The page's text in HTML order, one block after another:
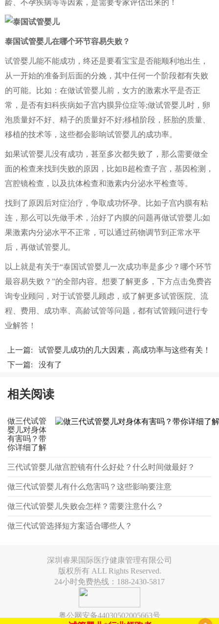
龄、不孕疾病等等因素，是需要专家评估出来的！
泰国试管婴儿在哪个环节容易失败？
试管婴儿能不能成功，终还是要看宝宝是否能顺利地出生，
从一开始的准备到后面的分娩，其中任何一个阶段都有失败
的可能。比如：在做试管婴儿前，女方的激素水平是否正
常，是否有妇科疾病如子宫内膜异位症等;做试管婴儿时，卵
泡质量好不好、精子的质量好不好;移植阶段，胚胎的质量、
移植的技术等，这些都会影响试管婴儿的成功率。
如果试管婴儿没有成功，甚至多次都失败了，那么需要做全
面的检查来找到失败的原因，比如B超检查子宫，基因检测，
宫腔镜检查，以及抗体检查和激素内分泌水平检查等。
找到了原因后对症治疗，争取成功怀孕。比如子宫内膜有粘
连，那么可以先做手术，治好了内膜的问题再做试管婴儿;如
果激素内分泌水平不正常，可以通过药物调节到正常水平
后，再做试管婴儿。
以上就是有关于“泰国试管婴儿一次成功率是多少？哪个环节
最容易失败？”的全部内容。想要了解更多，下方点击免费咨
询专业顾问，对于试管婴儿顾虑，或了解更多试管医院、流
程、费用、成功率、高龄试管等问题，都有试管顾问进行专
业解答！
上一篇: 试管婴儿成功的几大因素，高成功率与这些有关！
下一篇: 没有了
相关阅读
做三代试管
婴儿对身体
有害吗？带
你详细了解
三代试管婴儿做宫腔镜有什么好处？什么时间做最好？
做三代试管婴儿有什么危害吗？这些影响要注意
做三代试管婴儿失败会怎样？需要注意什么？
做三代试管选择短方案适合哪些人？
深圳睿果国际医疗健康管理有限公司
版权所有 ALL Rights Reserved.
24小时免费热线：188-2430-5817
粤公网安备44030502005663号